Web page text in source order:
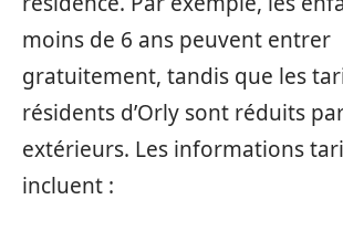
moins de 6 ans peuvent entrer
gratuitement, tandis que les
résidents d’Orly sont réduits
extérieurs. Les informations
incluent :